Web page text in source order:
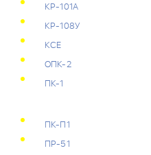
КР-101А
КР-108У
КСЕ
ОПК-2
ПК-1
ПК-П1
ПР-51